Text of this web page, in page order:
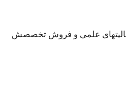
علمی و فروش تخصصش